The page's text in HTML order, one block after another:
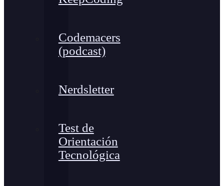
Codemacers
(podcast)
Nerdsletter
Test de
Orientación
Tecnológica